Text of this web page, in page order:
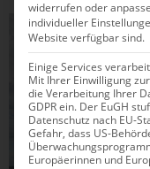
POLITIK
widerrufen oder
individueller
Website verfügbar sind.
Einige Services
Mit Ihrer Einwilligung
die Verarbeitung Ihrer
GDPR ein. Der EuGH
Datenschutz nach EU-
Gefahr, dass US-
Europäerinnen und